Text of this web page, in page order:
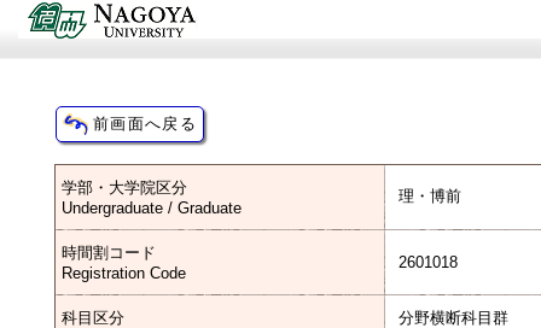
学部・大学院区分
Undergraduate / Graduate
理・博前
時間割コード
Registration Code
2601018
科目区分
分野横断科目群